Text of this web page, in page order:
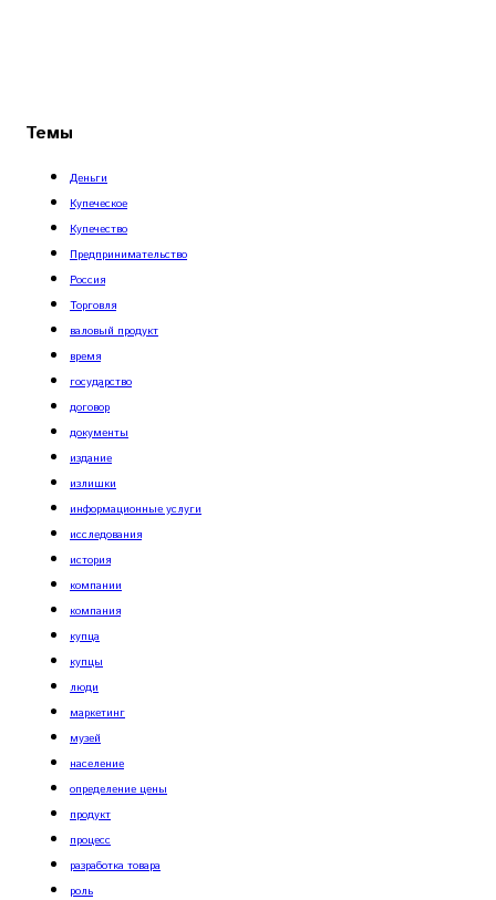
Темы
Деньги
Купеческое
Купечество
Предпринимательство
Россия
Торговля
валовый продукт
время
государство
договор
документы
издание
излишки
информационные услуги
исследования
история
компании
компания
купца
купцы
люди
маркетинг
музей
население
определение цены
продукт
процесс
разработка товара
роль